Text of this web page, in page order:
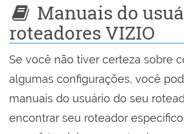
Manuais do
roteadores VIZIO
Se você não tiver certeza sobre
algumas configurações, você
manuais do usuário do seu
encontrar seu roteador